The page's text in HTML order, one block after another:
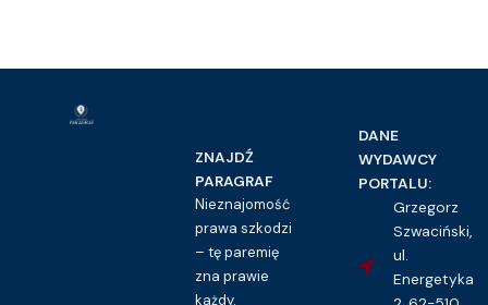
ZNAJDŹ
PARAGRAF
Nieznajomość
prawa szkodzi
– tę paremię
zna prawie
każdy.
DANE
WYDAWCY
PORTALU:
Grzegorz
Szwaciński,
ul.
Energetyka